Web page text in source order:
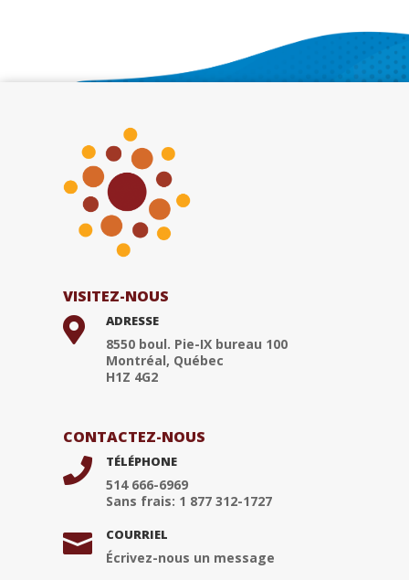
VISITEZ-NOUS
 ADRESSE
8550 boul. Pie-IX bureau 100
Montréal, Québec
H1Z 4G2
CONTACTEZ-NOUS
 TÉLÉPHONE
514 666-6969
Sans frais: 1 877 312-1727
 COURRIEL
Écrivez-nous un message